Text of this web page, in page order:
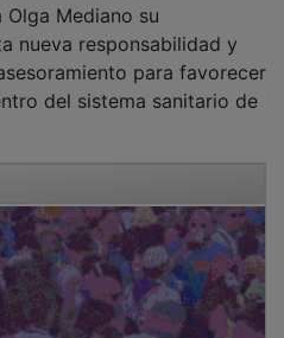
nueva responsabilidad y
para favorecer
del sistema sanitario de